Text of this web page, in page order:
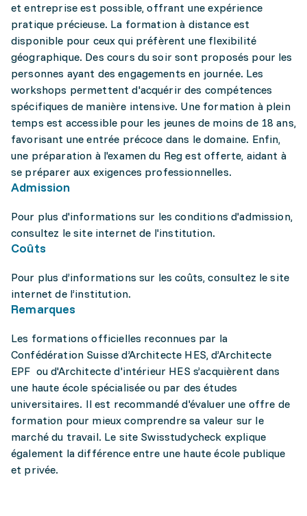
et entreprise est possible, offrant une expérience
pratique précieuse. La formation à distance est
disponible pour ceux qui préfèrent une flexibilité
géographique. Des cours du soir sont proposés pour les
personnes ayant des engagements en journée. Les
workshops permettent d'acquérir des compétences
spécifiques de manière intensive. Une formation à plein
temps est accessible pour les jeunes de moins de 18 ans,
favorisant une entrée précoce dans le domaine. Enfin,
une préparation à l'examen du Reg est offerte, aidant à
se préparer aux exigences professionnelles.
Admission
Pour plus d'informations sur les conditions d'admission,
consultez le site internet de l'institution.
Coûts
Pour plus d’informations sur les coûts, consultez le site
internet de l’institution.
Remarques
Les formations officielles reconnues par la
Confédération Suisse d’Architecte HES, d’Architecte
EPF ou d'Architecte d'intérieur HES s’acquièrent dans
une haute école spécialisée ou par des études
universitaires. Il est recommandé d'évaluer une offre de
formation pour mieux comprendre sa valeur sur le
marché du travail. Le site Swisstudycheck explique
également la différence entre une haute école publique
et privée.